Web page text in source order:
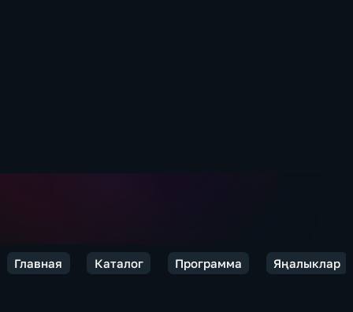
Главная Каталог Программа Яңалыклар